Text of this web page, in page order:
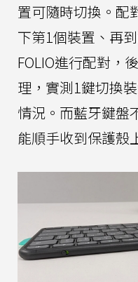
置可隨時切換。配
下第1個裝置、再
FOLIO進行配對，
理，實測1鍵切換
情況。而藍牙鍵盤
能順手收到保護殼